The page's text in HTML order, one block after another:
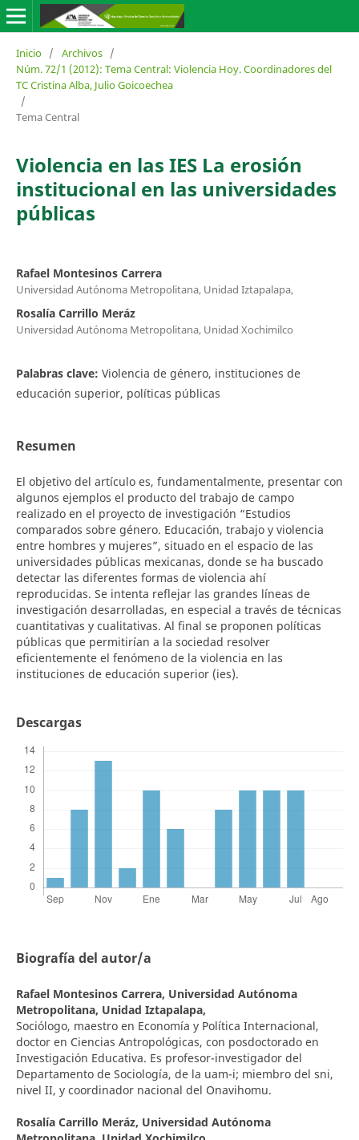
Inicio / Archivos /
Núm. 72/1 (2012): Tema Central: Violencia Hoy. Coordinadores del
TC Cristina Alba, Julio Goicoechea
/
Tema Central
Violencia en las IES La erosión
institucional en las universidades
públicas
Rafael Montesinos Carrera
Universidad Autónoma Metropolitana, Unidad Iztapalapa,
Rosalía Carrillo Meráz
Universidad Autónoma Metropolitana, Unidad Xochimilco
Palabras clave: Violencia de género, instituciones de
educación superior, políticas públicas
Resumen
El objetivo del artículo es, fundamentalmente, presentar con
algunos ejemplos el producto del trabajo de campo
realizado en el proyecto de investigación “Estudios
comparados sobre género. Educación, trabajo y violencia
entre hombres y mujeres”, situado en el espacio de las
universidades públicas mexicanas, donde se ha buscado
detectar las diferentes formas de violencia ahí
reproducidas. Se intenta reflejar las grandes líneas de
investigación desarrolladas, en especial a través de técnicas
cuantitativas y cualitativas. Al final se proponen políticas
públicas que permitirían a la sociedad resolver
eficientemente el fenómeno de la violencia en las
instituciones de educación superior (ies).
Descargas
Biografía del autor/a
Rafael Montesinos Carrera, Universidad Autónoma
Metropolitana, Unidad Iztapalapa,
Sociólogo, maestro en Economía y Política Internacional,
doctor en Ciencias Antropológicas, con posdoctorado en
Investigación Educativa. Es profesor-investigador del
Departamento de Sociología, de la uam-i; miembro del sni,
nivel II, y coordinador nacional del Onavihomu.
Rosalía Carrillo Meráz, Universidad Autónoma